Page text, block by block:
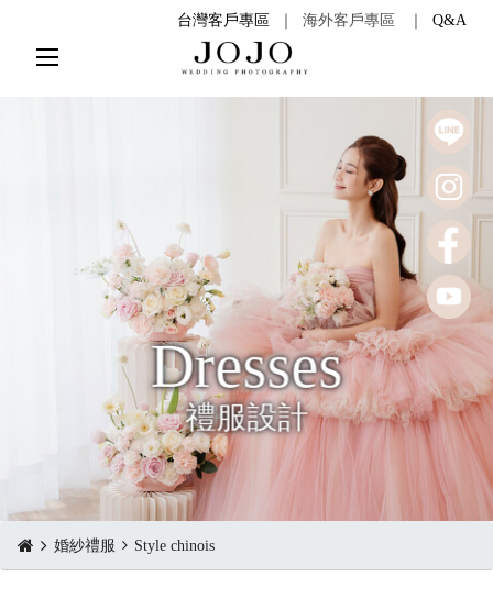
台灣客戶專區 海外客戶專區 Q&A
婚紗禮服 Style chinois